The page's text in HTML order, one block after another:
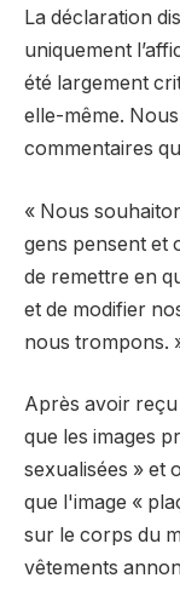
La déclaration
uniquement
été largement
elle-même.
commentaires
« Nous
gens pensent et
de remettre en
et de modifier
nous trompons.
Après avoir
que les images
sexualisées » et
que l'image «
sur le corps du
vêtements